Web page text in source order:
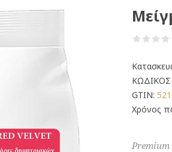
GTIN:
Χρόνος
Premium